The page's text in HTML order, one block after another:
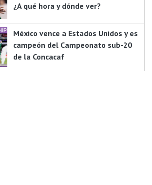
¿A qué hora y dónde ver?
México vence a Estados Unidos y es
campeón del Campeonato sub-20
de la Concacaf